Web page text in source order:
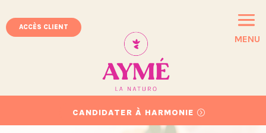
MENU
ACCÈS CLIENT
CANDIDATER À HARMONIE